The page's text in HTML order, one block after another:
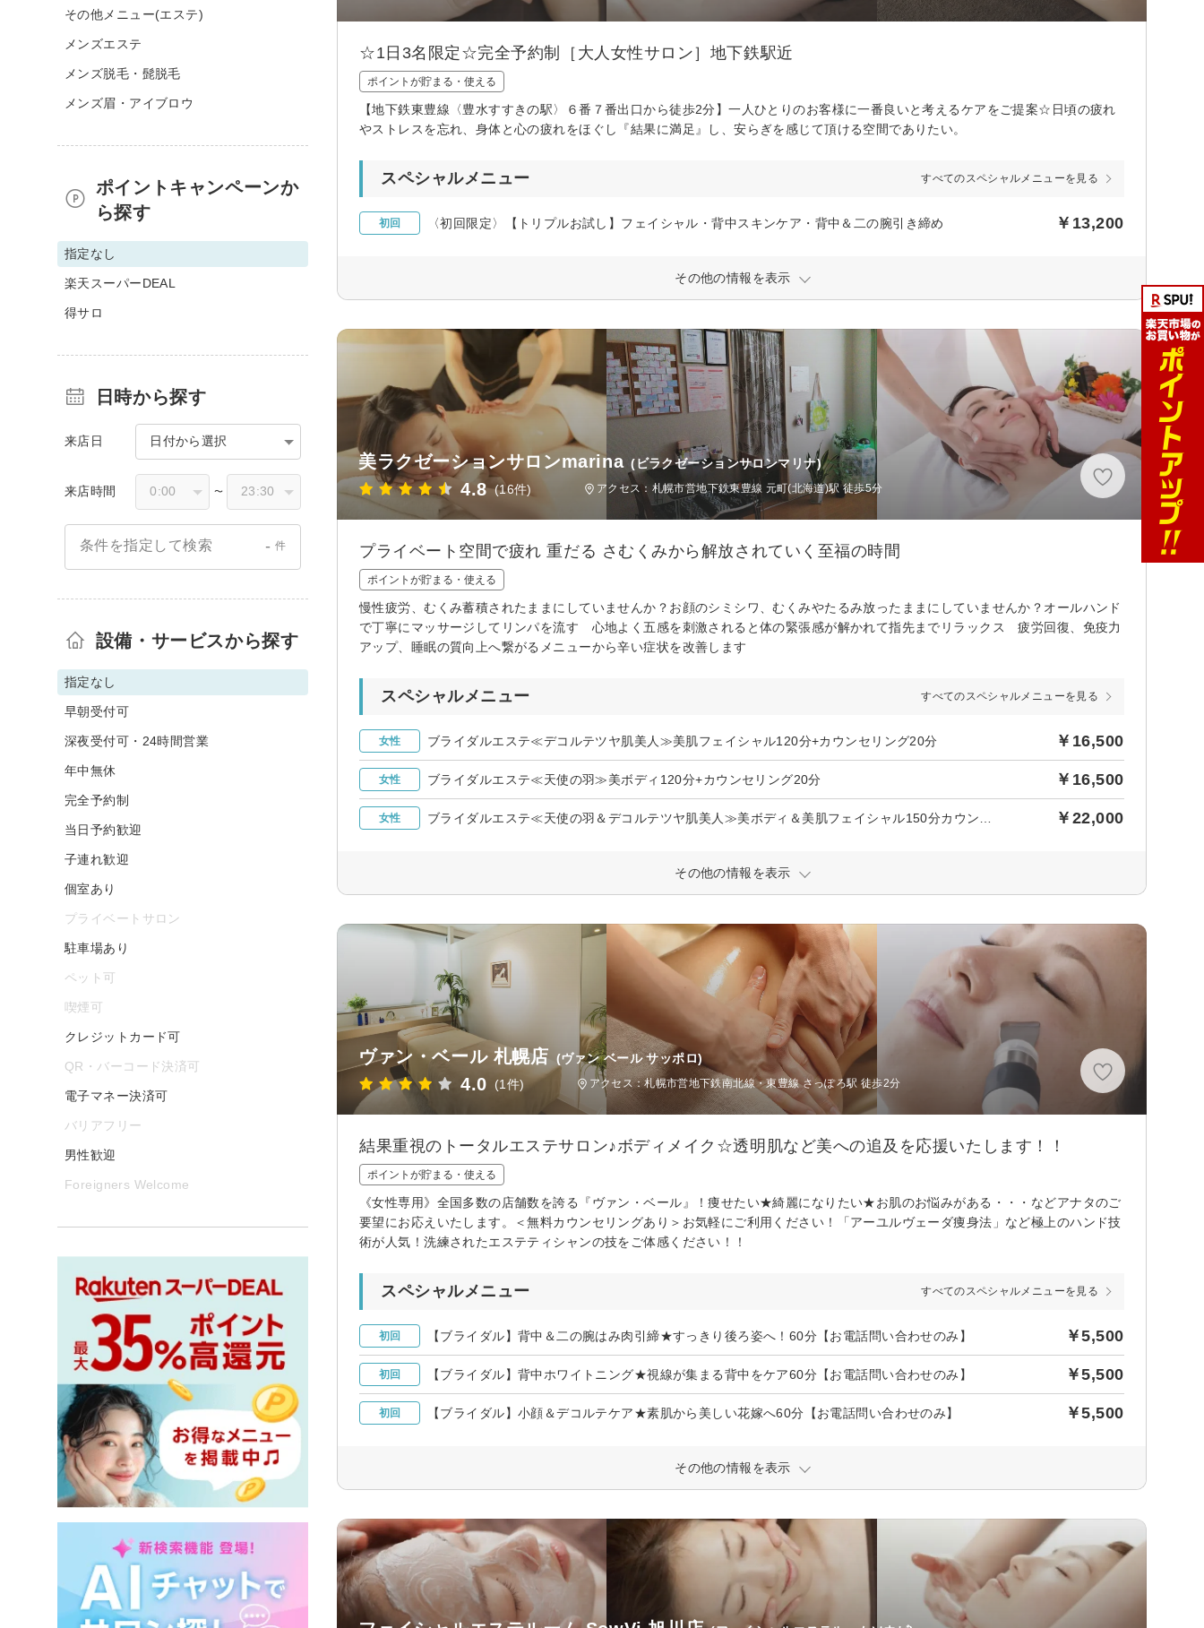
☆1日3名限定☆完全予約制［大人女性サロン］地下鉄駅近
ポイントが貯まる・使える
【地下鉄東豊線〈豊水すすきの駅〉６番７番出口から徒歩2分】一人ひとりのお客様に一番良いと考えるケアをご提案☆日頃の疲れ
やストレスを忘れ、身体と心の疲れをほぐし『結果に満足』し、安らぎを感じて頂ける空間でありたい。
スペシャルメニュー すべてのスペシャルメニューを見る
初回 〈初回限定〉【トリプルお試し】フェイシャル・背中スキンケア・背中＆二の腕引き締め ￥13,200
その他の情報を表示
美ラクゼーションサロンmarina (ビラクゼーションサロンマリナ)
4.8 (16件) アクセス：札幌市営地下鉄東豊線 元町(北海道)駅 徒歩5分
プライベート空間で疲れ 重だる さむくみから解放されていく至福の時間
ポイントが貯まる・使える
慢性疲労、むくみ蓄積されたままにしていませんか？お顔のシミシワ、むくみやたるみ放ったままにしていませんか？オールハンド
で丁寧にマッサージしてリンパを流す 心地よく五感を刺激されると体の緊張感が解かれて指先までリラックス 疲労回復、免疫力
アップ、睡眠の質向上へ繋がるメニューから辛い症状を改善します
スペシャルメニュー すべてのスペシャルメニューを見る
女性 ブライダルエステ≪デコルテツヤ肌美人≫美肌フェイシャル120分+カウンセリング20分 ￥16,500
女性 ブライダルエステ≪天使の羽≫美ボディ120分+カウンセリング20分 ￥16,500
女性 ￥22,000
その他の情報を表示
ヴァン・ベール 札幌店 (ヴァン ベール サッポロ)
4.0 (1件) アクセス：札幌市営地下鉄南北線・東豊線 さっぽろ駅 徒歩2分
結果重視のトータルエステサロン♪ボディメイク☆透明肌など美への追及を応援いたします！！
ポイントが貯まる・使える
《女性専用》全国多数の店舗数を誇る『ヴァン・ベール』！痩せたい★綺麗になりたい★お肌のお悩みがある・・・などアナタのご
要望にお応えいたします。＜無料カウンセリングあり＞お気軽にご利用ください！「アーユルヴェーダ痩身法」など極上のハンド技
術が人気！洗練されたエステティシャンの技をご体感ください！！
スペシャルメニュー すべてのスペシャルメニューを見る
初回 【ブライダル】背中＆二の腕はみ肉引締★すっきり後ろ姿へ！60分【お電話問い合わせのみ】 ￥5,500
初回 【ブライダル】背中ホワイトニング★視線が集まる背中をケア60分【お電話問い合わせのみ】 ￥5,500
初回 【ブライダル】小顔＆デコルテケア★素肌から美しい花嫁へ60分【お電話問い合わせのみ】 ￥5,500
その他の情報を表示
その他メニュー(エステ)
メンズエステ
メンズ脱毛・髭脱毛
メンズ眉・アイブロウ
ポイントキャンペーンか
ら探す
指定なし
楽天スーパーDEAL
得サロ
日時から探す
来店日 日付から選択
来店時間 〜
条件を指定して検索 - 件
設備・サービスから探す
指定なし
早朝受付可
深夜受付可・24時間営業
年中無休
完全予約制
当日予約歓迎
子連れ歓迎
個室あり
プライベートサロン
駐車場あり
ペット可
喫煙可
クレジットカード可
QR・バーコード決済可
電子マネー決済可
バリアフリー
男性歓迎
Foreigners Welcome